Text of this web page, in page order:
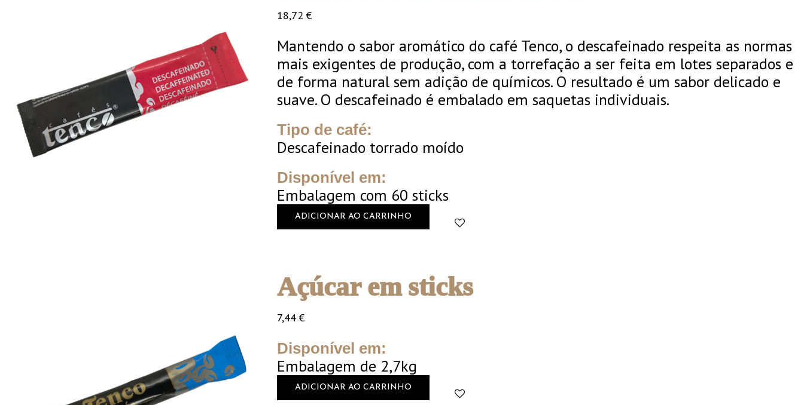
18,72€
Mantendo o sabor aromático do café Tenco, o descafeinado respeita as normas
mais exigentes de produção, com a torrefação a ser feita em lotes separados e
de forma natural sem adição de químicos. O resultado é um sabor delicado e
suave. O descafeinado é embalado em saquetas individuais.
Tipo de café:
Descafeinado torrado moído
Disponível em:
Embalagem com 60 sticks
ADICIONAR AO CARRINHO
Açúcar em sticks
7,44€
Disponível em:
Embalagem de 2,7kg
ADICIONAR AO CARRINHO